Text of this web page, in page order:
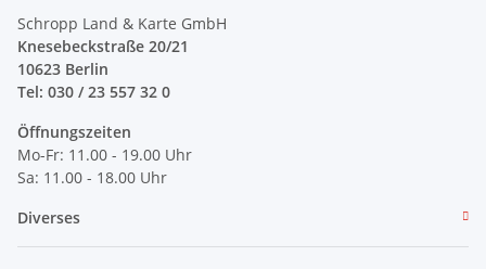
Schropp Land & Karte GmbH
Knesebeckstraße 20/21
10623 Berlin
Tel: 030 / 23 557 32 0
Öffnungszeiten
Mo-Fr: 11.00 - 19.00 Uhr
Sa: 11.00 - 18.00 Uhr
Diverses